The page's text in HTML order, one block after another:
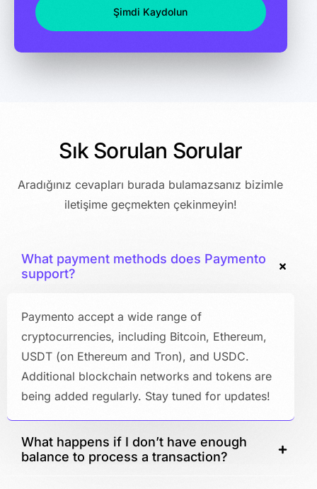
Şimdi Kaydolun
Sık Sorulan Sorular
Aradığınız cevapları burada bulamazsanız bizimle
iletişime geçmekten çekinmeyin!
What payment methods does Paymento
support?
Paymento accept a wide range of
cryptocurrencies, including Bitcoin, Ethereum,
USDT (on Ethereum and Tron), and USDC.
Additional blockchain networks and tokens are
being added regularly. Stay tuned for updates!
What happens if I don’t have enough
balance to process a transaction?